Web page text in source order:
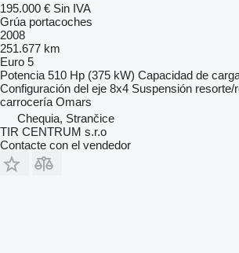
195.000 € Sin IVA
Grúa portacoches
2008
251.677 km
Euro 5
Potencia 510 Hp (375 kW) Capacidad de
Configuración del eje 8x4 Suspensión resorte/
carrocería Omars
Chequia, Strančice
TIR CENTRUM s.r.o
Contacte con el vendedor